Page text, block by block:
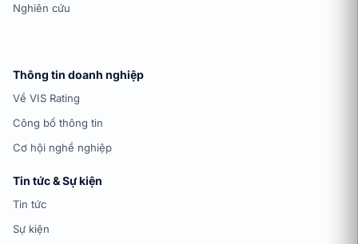
Nghiên cứu
Thông tin doanh nghiệp
Về VIS Rating
Công bố thông tin
Cơ hội nghề nghiệp
Tin tức & Sự kiện
Tin tức
Sự kiện